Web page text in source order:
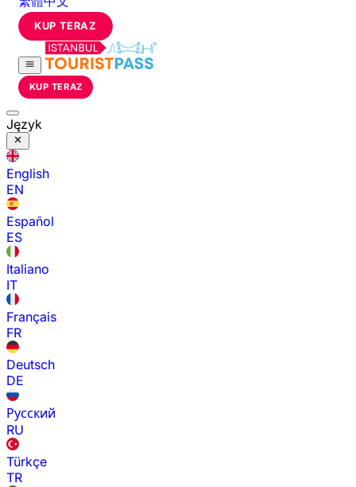
KUP TERAZ
KUP TERAZ
Język
English
EN
Español
ES
Italiano
IT
Français
FR
Deutsch
DE
Русский
RU
Türkçe
TR